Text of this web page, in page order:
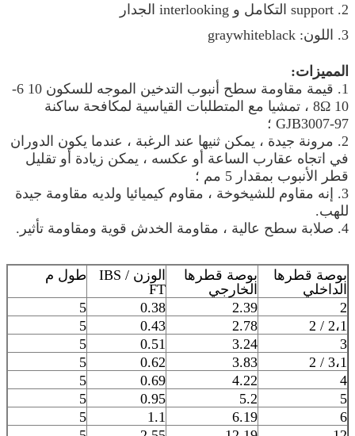
2. support التكامل و interlooking الجدار
3. اللون: graywhiteblack
المميزات:
1. قيمة مقاومة سطح أنبوب التدخين الموجه للسكون 10 6-
10 8Ω ، تمشيا مع المتطلبات القياسية لمكافحة ساكنة
GJB3007-97 ؛
2. مرونة جيدة ، يمكن ثنيها عند الرغبة ، عندما يكون الدوران
في اتجاه عقارب الساعة أو عكسه ، يمكن زيادة أو تقليل
قطر الأنبوب بمقدار 5 مم ؛
3. إنه مقاوم للشيخوخة ، مقاوم كيميائيا ولديه مقاومة جيدة
للهب.
4. صلابة سطح عالية ، مقاومة الخدش قوية ومقاومة تأثير.
بوصة قطرها
الداخلي
بوصة قطرها
الخارجي
الوزن IBS /
FT
طول م
2
2.39
0.38
5
2،1 / 2
2.78
0.43
5
3
3.24
0.51
5
3،1 / 2
3.83
0.62
5
4
4.22
0.69
5
5
5.2
0.95
5
6
6.19
1.1
5